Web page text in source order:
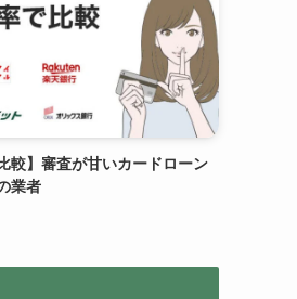
較】審査が甘いカードローン
業者